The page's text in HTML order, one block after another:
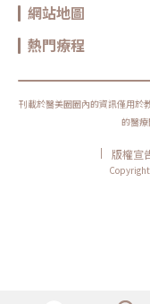
網站地圖
熱門療程
刊載於醫美圈圈內的資訊僅用於
的醫
| 版權宣